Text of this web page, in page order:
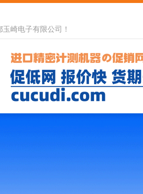
崎电子有限公司！